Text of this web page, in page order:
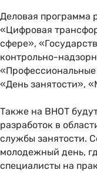
Деловая программа
«Цифровая
сфере»,
контрольно-
«День занятости»,
Также на ВНОТ
разработок в
службы занятости.
молодежный день,
специалисты на